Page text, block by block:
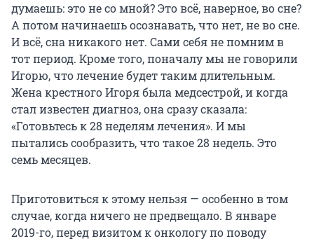
думаешь: это не со мной? Это всё, наверное, во сне?
А потом начинаешь осознавать, что нет, не во сне.
И всё, сна никакого нет. Сами себя не помним в
тот период. Кроме того, поначалу мы не говорили
Игорю, что лечение будет таким длительным.
Жена крестного Игоря была медсестрой, и когда
стал известен диагноз, она сразу сказала:
«Готовьтесь к 28 неделям лечения». И мы
пытались сообразить, что такое 28 недель. Это
семь месяцев.
Приготовиться к этому нельзя — особенно в том
случае, когда ничего не предвещало. В январе
2019-го, перед визитом к онкологу по поводу